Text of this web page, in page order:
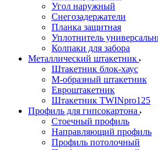
Угол наружный
Снегозадержатели
Планка защитная
Уплотнитель
Колпаки для забора
Металлический штакетник
Штакетник блок-хаус
М-образный штакетник
Евроштакетник
Штакетник TWINpro125
Профиль для гипсокартона
Стоечный профиль
Направляющий профиль
Профиль потолочный